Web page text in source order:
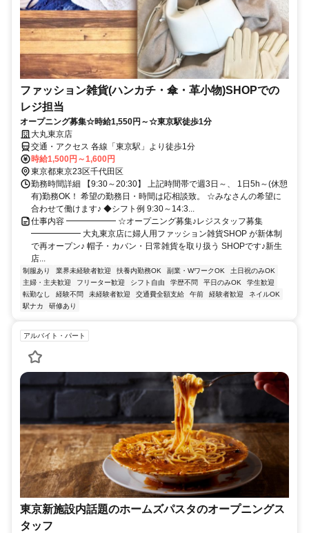
ファッション雑貨(ハンカチ・傘・革小物)SHOPでの
レジ担当
オープニング募集☆時給1,550円～☆東京駅徒歩1分
大丸東京店
交通・アクセス 各線「東京駅」より徒歩1分
時給1,500円～1,600円
東京都東京23区千代田区
勤務時間詳細 【9:30～20:30】 上記時間帯で週3日～、 1日5h～(休憩
有)勤務OK！ 希望の勤務日・時間は応相談致。 ☆みなさんの希望に
合わせて働けます♪ ◆シフト例 9:30～14:3...
仕事内容 ━━━━━━ ☆オープニング募集♪レジスタッフ募集
━━━━━━ 大丸東京店に婦人用ファッション雑貨SHOP が新体制
で再オープン♪ 帽子・カバン・日常雑貨を取り扱う SHOPです♪新生
店...
制服あり 業界未経験者歓迎 扶養内勤務OK 副業・WワークOK
土日祝のみOK
主婦・主夫歓迎
フリーター歓迎 シフト自由 学歴不問 平日のみOK
学生歓迎
転勤なし
経験不問 未経験者歓迎 交通費全額支給 午前 経験者歓迎
ネイルOK
駅ナカ
研修あり
アルバイト・パート
東京新施設内話題のホームズパスタのオープニングス
タッフ